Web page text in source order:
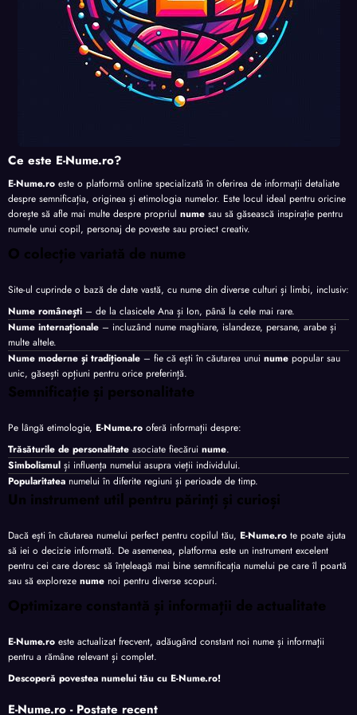
Ce este E-Nume.ro?
E-Nume.ro este o platformă online specializată în oferirea de informații detaliate
despre semnificația, originea și etimologia numelor. Este locul ideal pentru oricine
dorește să afle mai multe despre propriul nume sau să găsească inspirație pentru
numele unui copil, personaj de poveste sau proiect creativ.
O colecție variată de nume
Site-ul cuprinde o bază de date vastă, cu nume din diverse culturi și limbi, inclusiv:
Nume românești – de la clasicele Ana și Ion, până la cele mai rare.
Nume internaționale – incluzând nume maghiare, islandeze, persane, arabe și
multe altele.
Nume moderne și tradiționale – fie că ești în căutarea unui nume popular sau
unic, găsești opțiuni pentru orice preferință.
Semnificație și personalitate
Pe lângă etimologie, E-Nume.ro oferă informații despre:
Trăsăturile de personalitate asociate fiecărui nume.
Simbolismul și influența numelui asupra vieții individului.
Popularitatea numelui în diferite regiuni și perioade de timp.
Un instrument util pentru părinți și curioși
Dacă ești în căutarea numelui perfect pentru copilul tău, E-Nume.ro te poate ajuta
să iei o decizie informată. De asemenea, platforma este un instrument excelent
pentru cei care doresc să înțeleagă mai bine semnificația numelui pe care îl poartă
sau să exploreze nume noi pentru diverse scopuri.
Optimizare constantă și informații de actualitate
E-Nume.ro este actualizat frecvent, adăugând constant noi nume și informații
pentru a rămâne relevant și complet.
Descoperă povestea numelui tău cu E-Nume.ro!
E-Nume.ro - Postate recent